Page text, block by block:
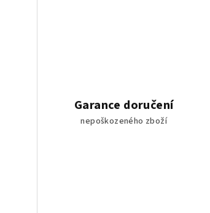
Garance doručení
nepoškozeného zboží